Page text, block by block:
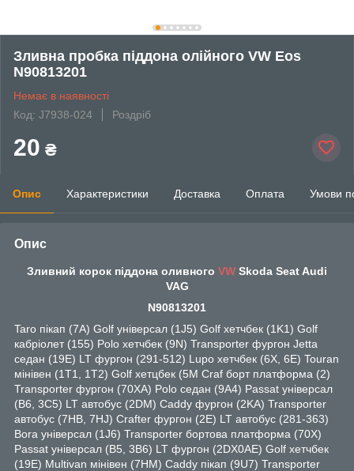
Зливна пробка піддона олійного VW Eos
N90813201
Немає в наявності
Код: J7938-024
Роздріб
20 ₴
Опис Характеристики Доставка Оплата Умови
Опис
Зливний корок піддона оливного VW Skoda Seat Audi
VAG
N90813201
Taro пікап (7A) Golf універсал (1J5) Golf хетчбек (1K1) Golf
кабріолет (155) Polo хетчбек (9N) Transporter фургон Jetta
седан (19E) LT фургон (291-512) Lupo хетчбек (6X, 6E) Touran
мінівен (1T1, 1T2) Golf хетцбек (5M Craf борт платформа (2)
Transporter фургон (70XA) Polo седан (9A4) Passat універсал
(B6, 3C5) LT автобус (2DM) Caddy фургон (2KA) Transporter
автобус (7HB, 7HJ) Crafter фургон (2E) LT автобус (281-363)
Bora універсал (1J6) Transporter бортова платформа (70X)
Passat універсал (B5, 3B6) LT фургон (2DX0AE) Golf хетчбек
(19E) Multivan мінівен (7HM) Caddy пікап (9U7) Transporter